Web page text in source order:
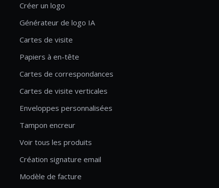
Créer un logo
Générateur de logo IA
Cartes de visite
Papiers à en-tête
Cartes de correspondances
Cartes de visite verticales
Enveloppes personnalisées
Tampon encreur
Voir tous les produits
Création signature email
Modèle de facture